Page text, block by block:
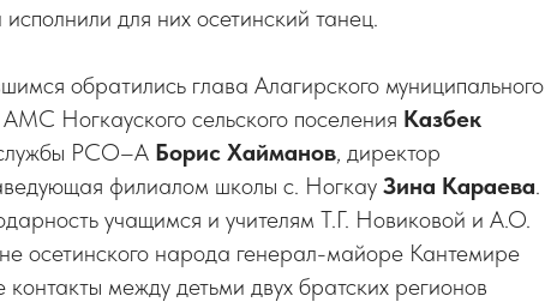
для них осетинский танец.
обратились глава Алагирского муниципального
АМС Ногкауского сельского поселения Казбек
службы РСО–А Борис Хайманов, директор
филиалом школы с. Ногкау Зина Караева.
учащимся и учителям Т.Г. Новиковой и А.О.
осетинского народа генерал-майоре Кантемире
между детьми двух братских регионов